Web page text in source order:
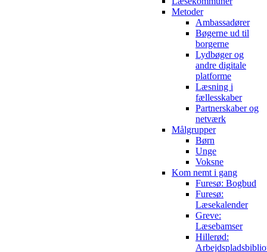
Metoder
Ambassadører
Bøgerne ud til
borgerne
Lydbøger og
andre digitale
platforme
Læsning i
fællesskaber
Partnerskaber og
netværk
Målgrupper
Børn
Unge
Voksne
Kom nemt i gang
Furesø: Bogbud
Furesø:
Læsekalender
Greve:
Læsebamser
Hillerød: